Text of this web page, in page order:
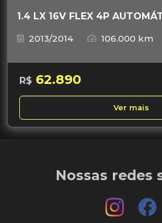
1.4 LX 16V FLEX 4P
2013/2014
106.000 km
R$ 62.890
Ver mais
Nossas redes